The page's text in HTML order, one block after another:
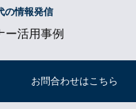
の情報発信
ー活用事例
お問合わせはこちら